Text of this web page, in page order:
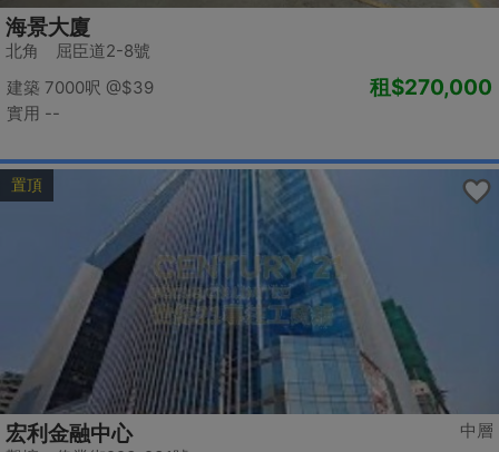
海景大廈
北角 屈臣道2-8號
建築 7000呎 @$39
實用 --
租$270,000
置頂
中層
宏利金融中心